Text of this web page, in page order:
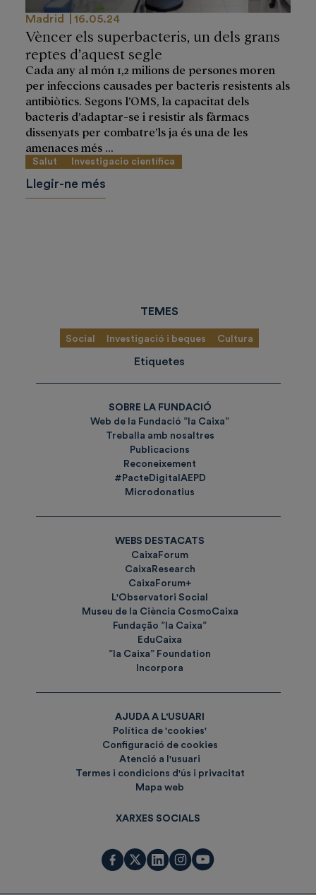
Madrid 16.05.24
Vèncer els superbacteris, un dels grans
reptes d’aquest segle
Cada any al món 1,2 milions de persones moren
per infeccions causades per bacteris resistents als
antibiòtics. Segons l’OMS, la capacitat dels
bacteris d’adaptar-se i resistir als fàrmacs
dissenyats per combatre’ls ja és una de les
amenaces més ...
Salut Investigacio científica
Llegir-ne més
TEMES
Social Investigació i beques Cultura
Etiquetes
SOBRE LA FUNDACIÓ
Web de la Fundació ”la Caixa”
Treballa amb nosaltres
Publicacions
Reconeixement
#PacteDigitalAEPD
Microdonatius
WEBS DESTACATS
CaixaForum
CaixaResearch
CaixaForum+
L'Observatori Social
Museu de la Ciència CosmoCaixa
Fundação ”la Caixa”
EduCaixa
”la Caixa” Foundation
Incorpora
AJUDA A L'USUARI
Política de 'cookies'
Configuració de cookies
Atenció a l'usuari
Termes i condicions d'ús i privacitat
Mapa web
XARXES SOCIALS